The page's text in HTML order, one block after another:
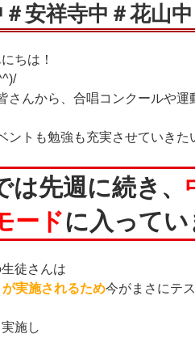
安祥寺中＃花山
ちは！
さんから、合唱コンクールや運
ントも勉強も充実させていきた
は先週に続き、
ードに入ってい
徒さんは
実施されるため今がまさにテ
施し